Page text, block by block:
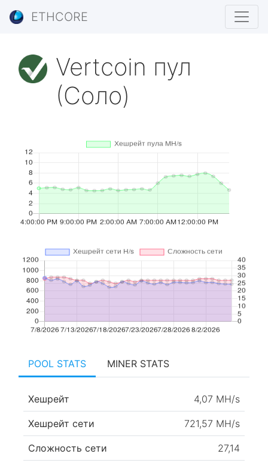
ETHCORE
Vertcoin пул
(Соло)
POOL STATS MINER STATS
Хешрейт 4,07 MH/s
Хешрейт сети 721,57 MH/s
Сложность сети 27,14